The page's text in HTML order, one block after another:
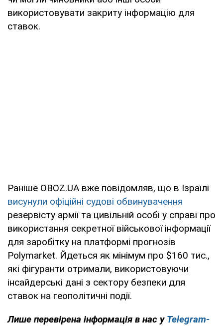
використовувати закриту інформацію для
ставок.
Раніше OBOZ.UA вже повідомляв, що в Ізраїлі
висунули офіційні судові обвинувачення
резервісту армії та цивільній особі у справі про
використання секретної військової інформації
для заробітку на платформі прогнозів
Polymarket. Йдеться як мінімум про $160 тис.,
які фігуранти отримали, використовуючи
інсайдерські дані з сектору безпеки для
ставок на геополітичні події.
Лише перевірена інформація в нас у Telegram-